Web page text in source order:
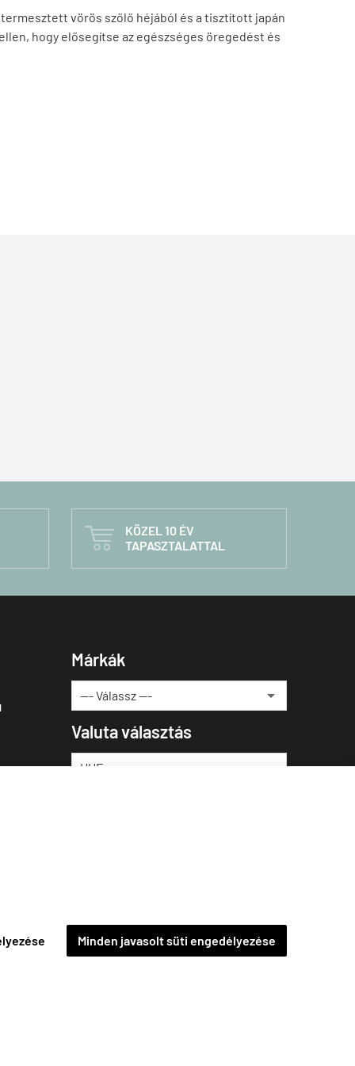
Minden javasolt süti engedélyezése
vörös szőlő héjából és a tisztított japán
hogy elősegítse az egészséges öregedést és

KÖZEL 10 ÉV
TAPASZTALATTAL
Márkák
Valuta választás